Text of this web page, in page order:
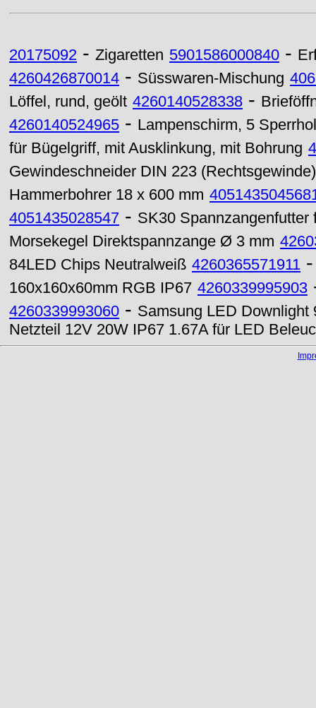
20175092 - Zigaretten 5901586000840 -
4260426870014 - Süsswaren-Mischung
Löffel, rund, geölt 4260140528338 -
4260140524965 - Lampenschirm, 5
für Bügelgriff, mit Ausklinkung, mit Bohrung
Gewindeschneider DIN 223 (Rechtsgewinde)
Hammerbohrer 18 x 600 mm
4051435028547 - SK30 Spannzangenfutter
Morsekegel Direktspannzange Ø 3 mm
84LED Chips Neutralweiß 4260365571911
160x160x60mm RGB IP67 4260339995903
4260339993060 - Samsung LED
Netzteil 12V 20W IP67 1.67A für LED